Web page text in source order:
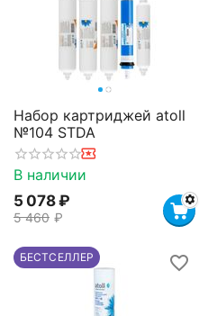
Набор картриджей atoll
№104 STDA
В наличии
5 078 ₽
5 460 ₽
БЕСТСЕЛЛЕР